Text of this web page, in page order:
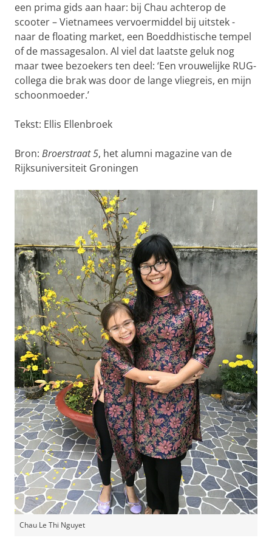
een prima gids aan haar: bij Chau achterop de
scooter – Vietnamees vervoermiddel bij uitstek -
naar de floating market, een Boeddhistische tempel
of de massagesalon. Al viel dat laatste geluk nog
maar twee bezoekers ten deel: ‘Een vrouwelijke RUG-
collega die brak was door de lange vliegreis, en mijn
schoonmoeder.’
Tekst: Ellis Ellenbroek
Bron: Broerstraat 5, het alumni magazine van de
Rijksuniversiteit Groningen
Chau Le Thi Nguyet